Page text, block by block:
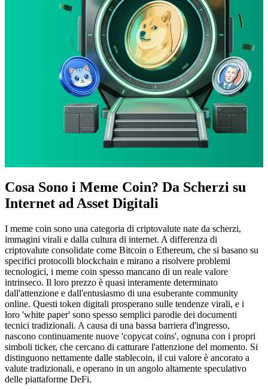
Cosa Sono i Meme Coin? Da Scherzi su
Internet ad Asset Digitali
I meme coin sono una categoria di criptovalute nate da scherzi,
immagini virali e dalla cultura di internet. A differenza di
criptovalute consolidate come Bitcoin o Ethereum, che si basano su
specifici protocolli blockchain e mirano a risolvere problemi
tecnologici, i meme coin spesso mancano di un reale valore
intrinseco. Il loro prezzo è quasi interamente determinato
dall'attenzione e dall'entusiasmo di una esuberante community
online. Questi token digitali prosperano sulle tendenze virali, e i
loro 'white paper' sono spesso semplici parodie dei documenti
tecnici tradizionali. A causa di una bassa barriera d'ingresso,
nascono continuamente nuove 'copycat coins', ognuna con i propri
simboli ticker, che cercano di catturare l'attenzione del momento. Si
distinguono nettamente dalle stablecoin, il cui valore è ancorato a
valute tradizionali, e operano in un angolo altamente speculativo
delle piattaforme DeFi.